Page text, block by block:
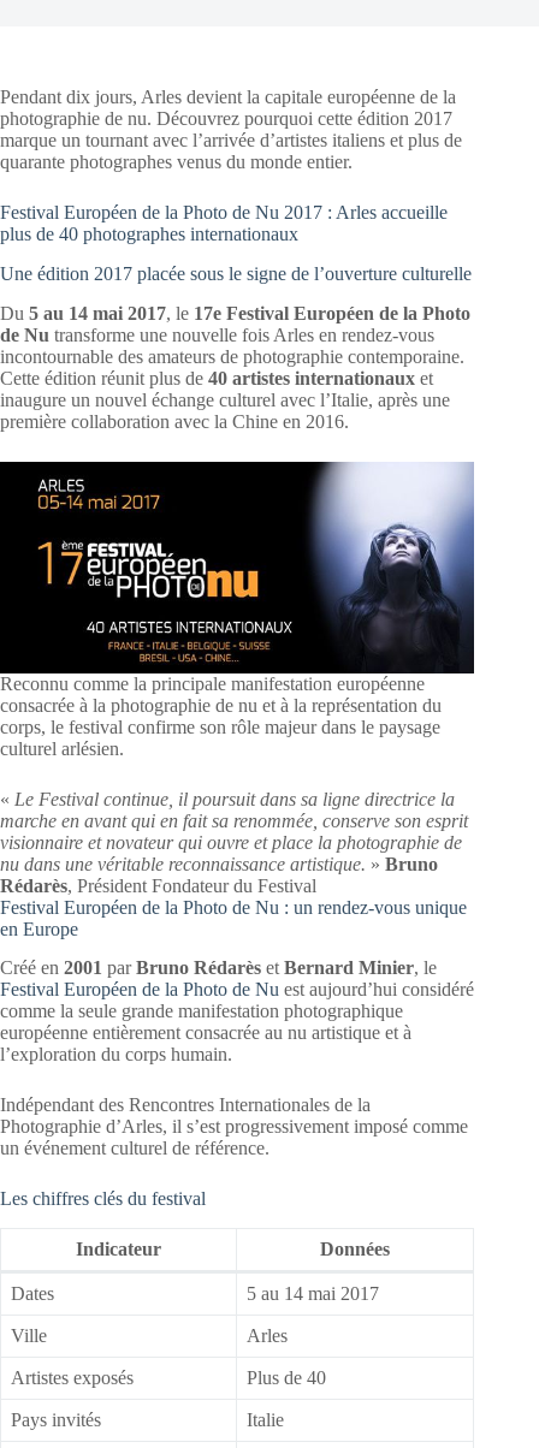
Pendant dix jours, Arles devient la capitale européenne de la
photographie de nu. Découvrez pourquoi cette édition 2017
marque un tournant avec l’arrivée d’artistes italiens et plus de
quarante photographes venus du monde entier.
Festival Européen de la Photo de Nu 2017 : Arles accueille
plus de 40 photographes internationaux
Une édition 2017 placée sous le signe de l’ouverture culturelle
Du 5 au 14 mai 2017, le 17e Festival Européen de la Photo
de Nu transforme une nouvelle fois Arles en rendez-vous
incontournable des amateurs de photographie contemporaine.
Cette édition réunit plus de 40 artistes internationaux et
inaugure un nouvel échange culturel avec l’Italie, après une
première collaboration avec la Chine en 2016.
Reconnu comme la principale manifestation européenne
consacrée à la photographie de nu et à la représentation du
corps, le festival confirme son rôle majeur dans le paysage
culturel arlésien.
« Le Festival continue, il poursuit dans sa ligne directrice la
marche en avant qui en fait sa renommée, conserve son esprit
visionnaire et novateur qui ouvre et place la photographie de
nu dans une véritable reconnaissance artistique. » Bruno
Rédarès, Président Fondateur du Festival
Festival Européen de la Photo de Nu : un rendez-vous unique
en Europe
Créé en 2001 parBruno Rédarès et Bernard Minier, le
Festival Européen de la Photo de Nu est aujourd’hui considéré
comme la seule grande manifestation photographique
européenne entièrement consacrée au nu artistique et à
l’exploration du corps humain.
Indépendant des Rencontres Internationales de la
Photographie d’Arles, il s’est progressivement imposé comme
un événement culturel de référence.
Les chiffres clés du festival
Indicateur Données
Dates 5 au 14 mai 2017
Ville Arles
Artistes exposés Plus de 40
Pays invités Italie